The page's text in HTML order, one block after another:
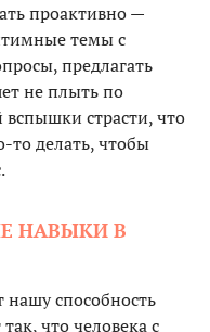
проактивно —
темы с
предлагать
не плыть по
страсти, что
то делать, чтобы
НАВЫКИ В
способность
что человека с